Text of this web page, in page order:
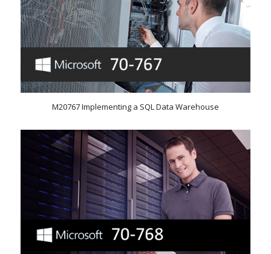
M20767 Implementing a SQL Data Warehouse